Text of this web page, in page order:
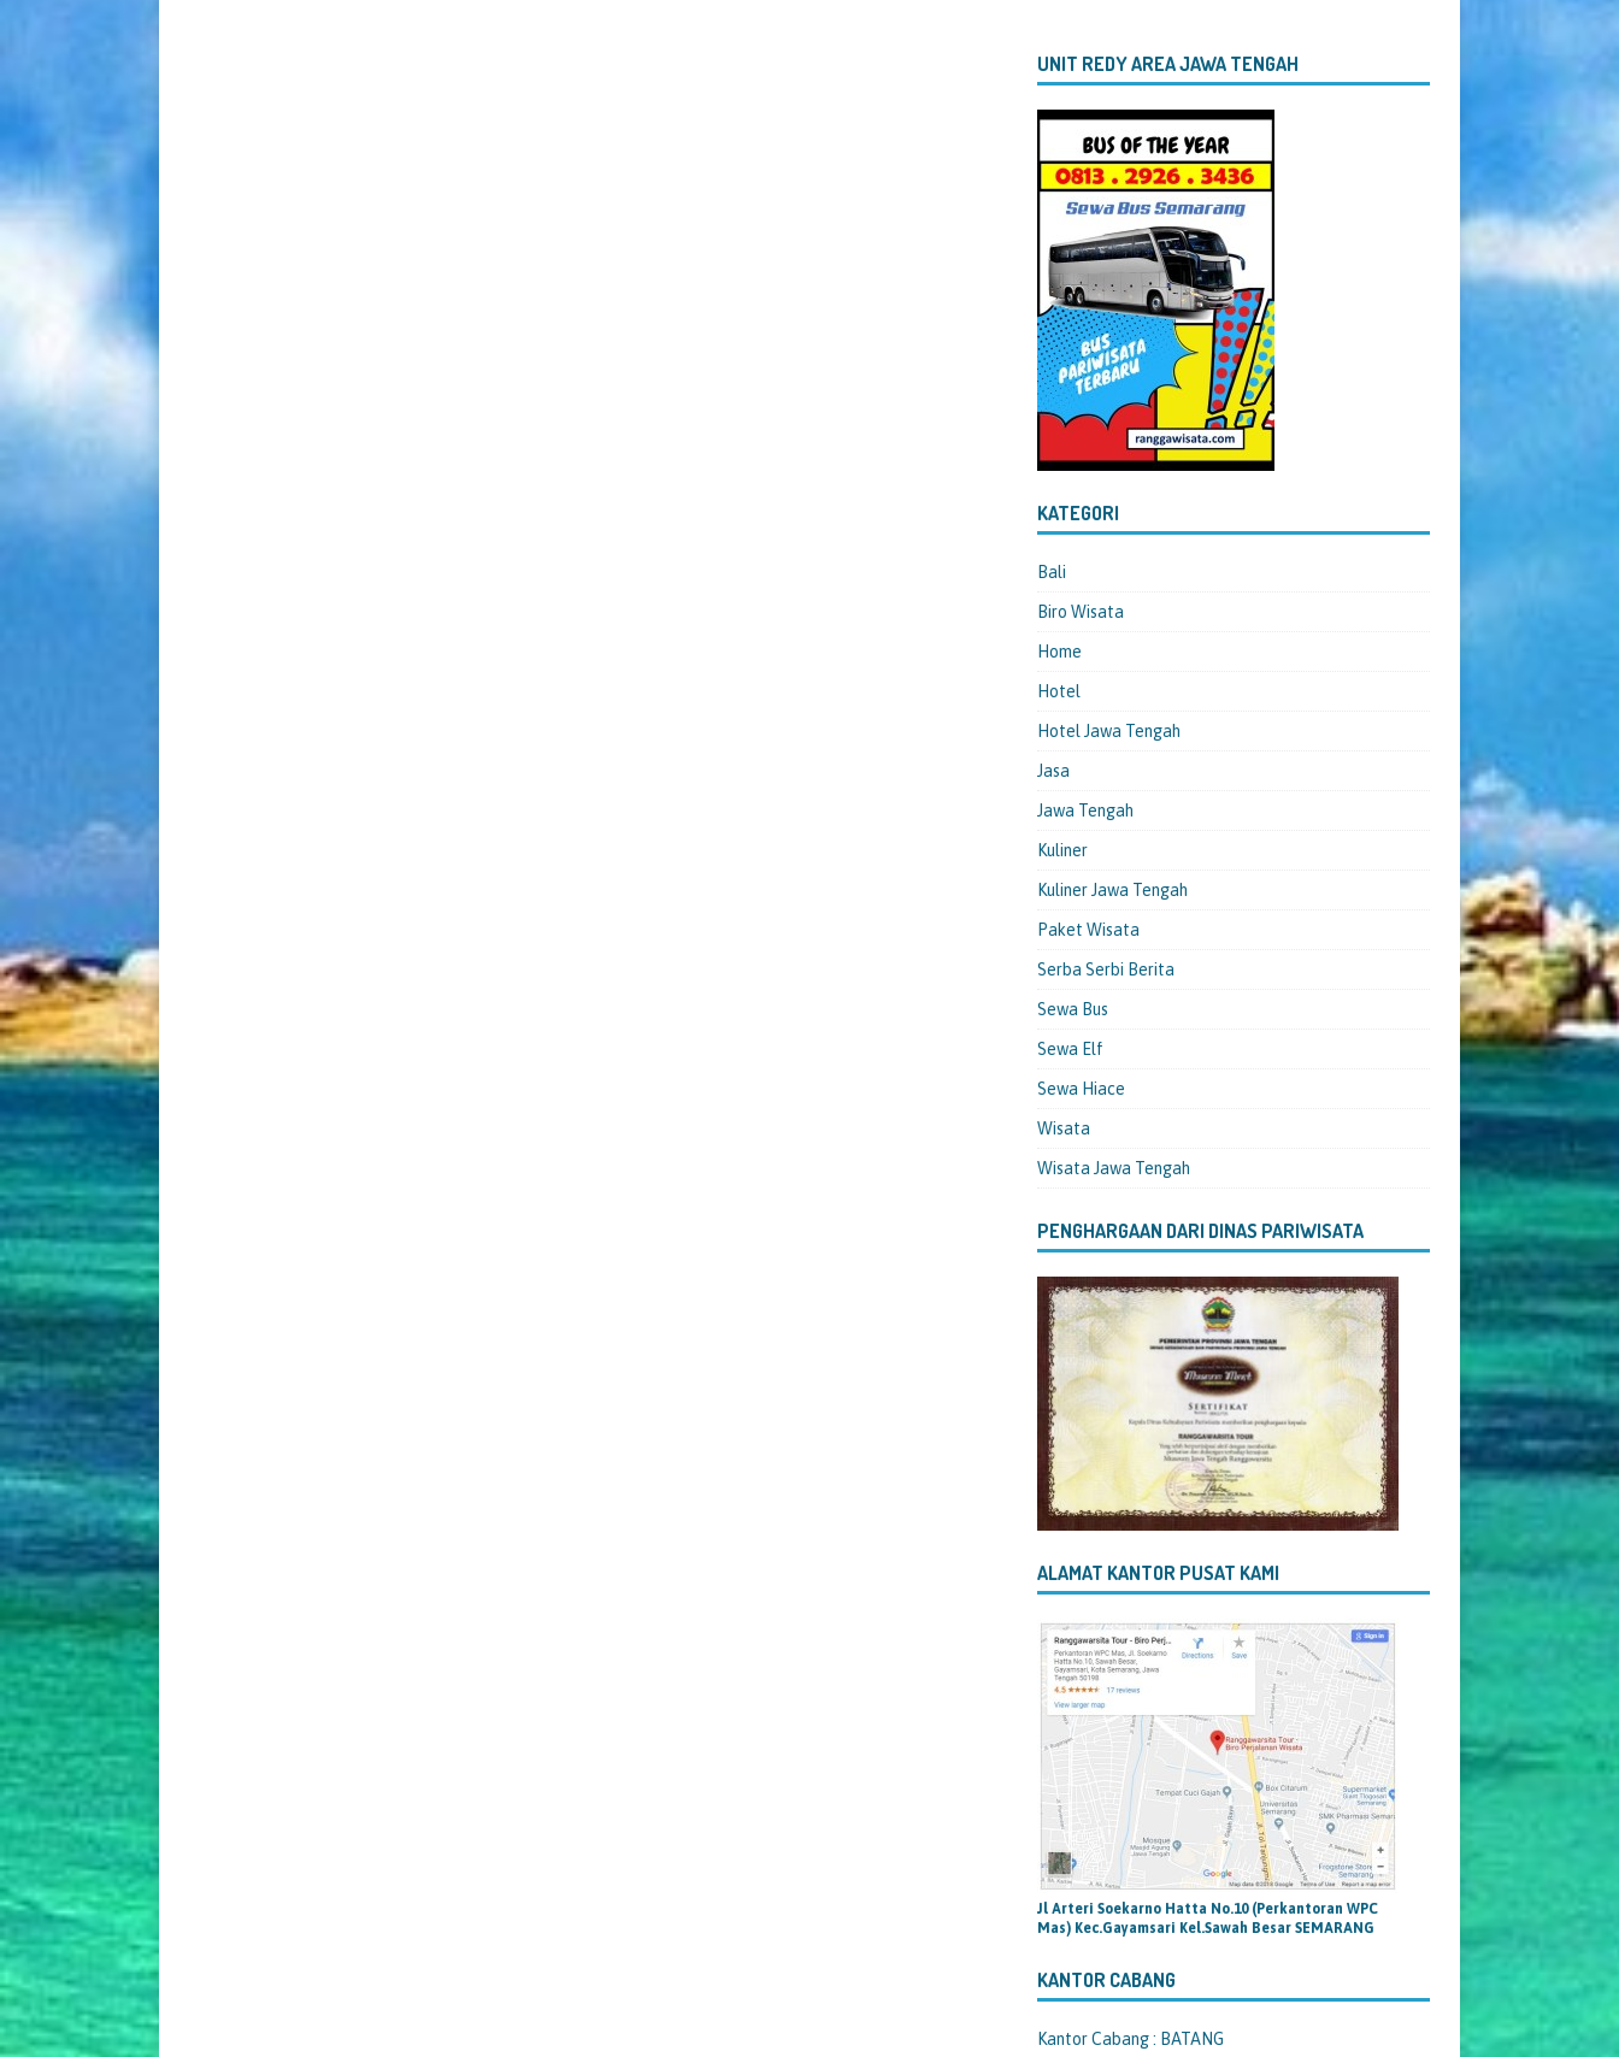
UNIT REDY AREA JAWA TENGAH
KATEGORI
Bali
Biro Wisata
Home
Hotel
Hotel Jawa Tengah
Jasa
Jawa Tengah
Kuliner
Kuliner Jawa Tengah
Paket Wisata
Serba Serbi Berita
Sewa Bus
Sewa Elf
Sewa Hiace
Wisata
Wisata Jawa Tengah
PENGHARGAAN DARI DINAS PARIWISATA
ALAMAT KANTOR PUSAT KAMI
Jl Arteri Soekarno Hatta No.10 (Perkantoran WPC
Mas) Kec.Gayamsari Kel.Sawah Besar SEMARANG
KANTOR CABANG
Kantor Cabang : BATANG